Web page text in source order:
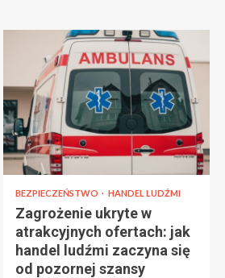
BEZPIECZEŃSTWO HANDEL LUDŹMI
Zagrożenie ukryte w
atrakcyjnych ofertach: jak
handel ludźmi zaczyna się
od pozornej szansy